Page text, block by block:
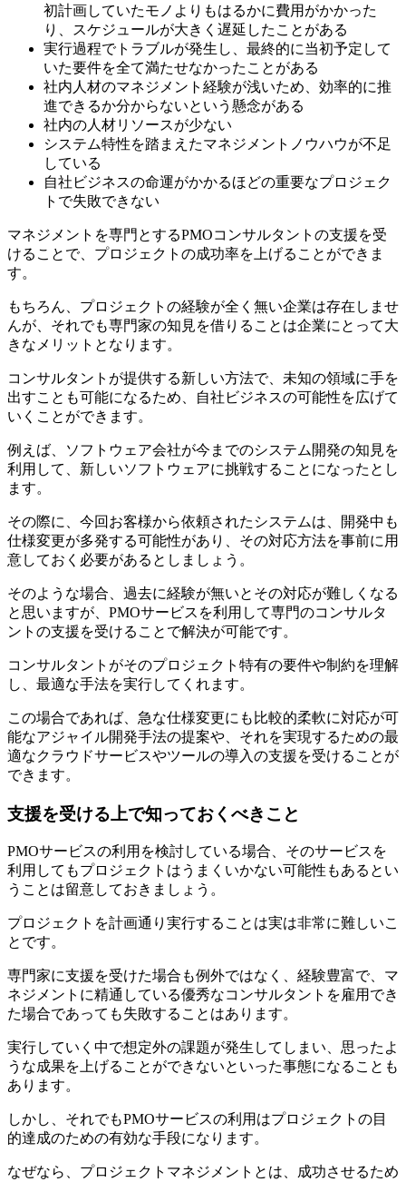
初計画していたモノよりもはるかに費用がかかった
り、スケジュールが大きく遅延したことがある
実行過程でトラブルが発生し、最終的に当初予定して
いた要件を全て満たせなかったことがある
社内人材のマネジメント経験が浅いため、効率的に推
進できるか分からないという懸念がある
社内の人材リソースが少ない
システム特性を踏まえたマネジメントノウハウが不足
している
自社ビジネスの命運がかかるほどの重要なプロジェク
トで失敗できない
マネジメントを専門とするPMOコンサルタントの支援を受
けることで、プロジェクトの成功率を上げることができま
す。
もちろん、プロジェクトの経験が全く無い企業は存在しませ
んが、それでも専門家の知見を借りることは企業にとって大
きなメリットとなります。
コンサルタントが提供する新しい方法で、未知の領域に手を
出すことも可能になるため、自社ビジネスの可能性を広げて
いくことができます。
例えば、ソフトウェア会社が今までのシステム開発の知見を
利用して、新しいソフトウェアに挑戦することになったとし
ます。
その際に、今回お客様から依頼されたシステムは、開発中も
仕様変更が多発する可能性があり、その対応方法を事前に用
意しておく必要があるとしましょう。
そのような場合、過去に経験が無いとその対応が難しくなる
と思いますが、PMOサービスを利用して専門のコンサルタ
ントの支援を受けることで解決が可能です。
コンサルタントがそのプロジェクト特有の要件や制約を理解
し、最適な手法を実行してくれます。
この場合であれば、 急な仕様変更にも比較的柔軟に対応が可
能なアジャイル開発手法の提案や、それを実現するための最
適なクラウドサービスやツールの導入の支援を受けることが
できます。
支援を受ける上で知っておくべきこと
PMOサービスの利用を検討している場合、そのサービスを
利用してもプロジェクトはうまくいかない可能性もあるとい
うことは留意しておきましょう。
プロジェクトを計画通り実行することは実は非常に難しいこ
とです。
専門家に支援を受けた場合も例外ではなく、経験豊富で、マ
ネジメントに精通している優秀なコンサルタントを雇用でき
た場合であっても失敗することはあります。
実行していく中で想定外の課題が発生してしまい、思ったよ
うな成果を上げることができないといった事態になることも
あります。
しかし、それでもPMOサービスの利用はプロジェクトの目
的達成のための有効な手段になります。
なぜなら、プロジェクトマネジメントとは、成功させるため